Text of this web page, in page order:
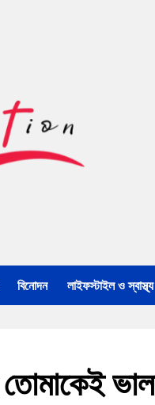
বিনোদন লাইফস্টাইল ও স্বাস্থ্য
তোমাকেই